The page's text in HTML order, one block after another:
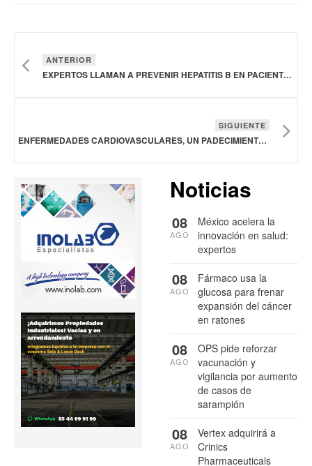
ANTERIOR
EXPERTOS LLAMAN A PREVENIR HEPATITIS B EN PACIENTES CON ENFERMEDAD RENAL CRÓNICA
SIGUIENTE
ENFERMEDADES CARDIOVASCULARES, UN PADECIMIENTO QUE NO DISTINGUE EDADES: ESPECIALISTAS
Noticias
México acelera la
innovación en salud:
expertos
08
AGO
Fármaco usa la
glucosa para frenar
expansión del cáncer
en ratones
08
AGO
OPS pide reforzar
vacunación y
vigilancia por aumento
de casos de
sarampión
08
AGO
Vertex adquirirá a
Crinics
Pharmaceuticals
08
AGO